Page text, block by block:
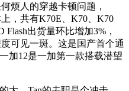
人的穿越卡顿问题，
，共有K70E、K70、K70
出货量环比增加3%，
可见一斑。这是国产首个通
加12是一加第一款搭载潜望